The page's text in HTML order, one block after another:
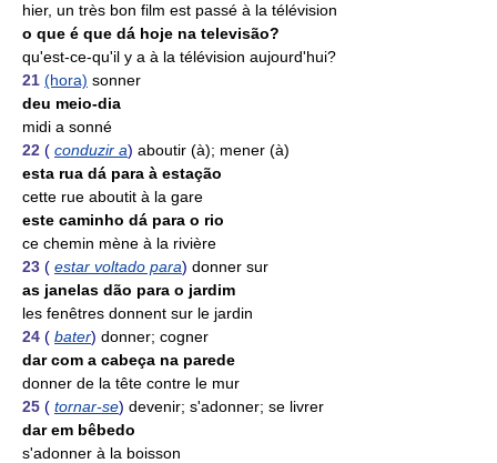
hier, un très bon film est passé à la télévision
o que é que dá hoje na televisão?
qu'est-ce-qu'il y a à la télévision aujourd'hui?
21 (hora) sonner
deu meio-dia
midi a sonné
22 ( conduzir a) aboutir (à); mener (à)
esta rua dá para à estação
cette rue aboutit à la gare
este caminho dá para o rio
ce chemin mène à la rivière
23 ( estar voltado para) donner sur
as janelas dão para o jardim
les fenêtres donnent sur le jardin
24 ( bater) donner; cogner
dar com a cabeça na parede
donner de la tête contre le mur
25 ( tornar-se) devenir; s'adonner; se livrer
dar em bêbedo
s'adonner à la boisson